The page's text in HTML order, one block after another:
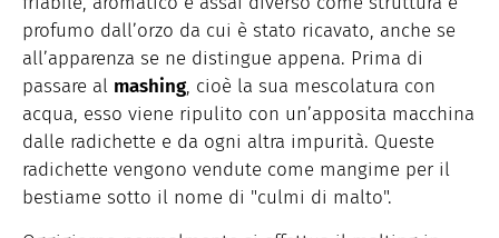
profumo dall’orzo da cui è stato ricavato, anche se
all’apparenza se ne distingue appena. Prima di
passare al mashing, cioè la sua mescolatura con
acqua, esso viene ripulito con un’apposita macchina
dalle radichette e da ogni altra impurità. Queste
radichette vengono vendute come mangime per il
bestiame sotto il nome di "culmi di malto".